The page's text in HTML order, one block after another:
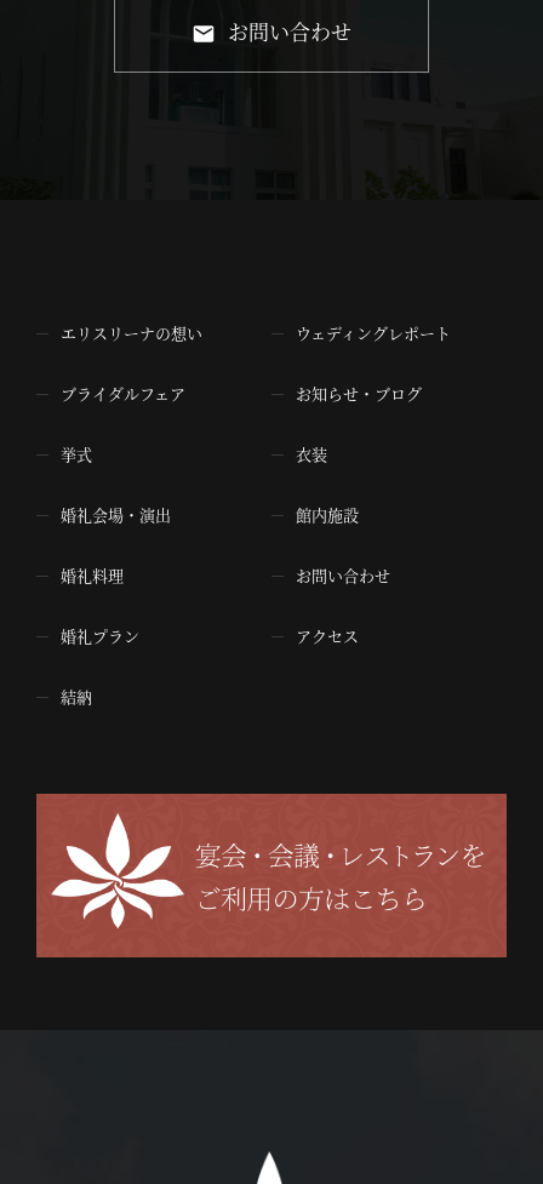
お問い合わせ
エリスリーナの想い
ブライダルフェア
挙式
婚礼会場・演出
婚礼料理
婚礼プラン
結納
ウェディングレポート
お知らせ・ブログ
衣装
館内施設
お問い合わせ
アクセス